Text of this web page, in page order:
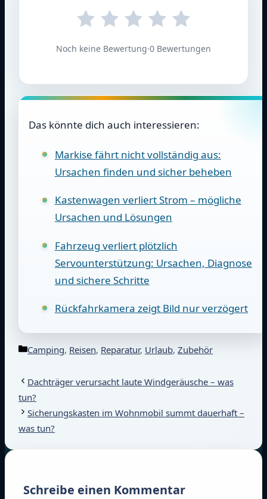
Noch keine Bewertung·0 Bewertungen
Das könnte dich auch interessieren:
Markise fährt nicht vollständig aus:
Ursachen finden und sicher beheben
Kastenwagen verliert Strom – mögliche
Ursachen und Lösungen
Fahrzeug verliert plötzlich
Servounterstützung: Ursachen, Diagnose
und sichere Schritte
Rückfahrkamera zeigt Bild nur verzögert
Kategorien
Camping, Reisen, Reparatur, Urlaub, Zubehör
Dachträger verursacht laute Windgeräusche – was
tun?
Sicherungskasten im Wohnmobil summt dauerhaft –
was tun?
Schreibe einen Kommentar